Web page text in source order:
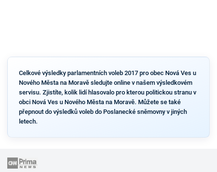
Celkové výsledky parlamentních voleb 2017 pro obec Nová Ves u
Nového Města na Moravě sledujte online v našem výsledkovém
servisu. Zjistíte, kolik lidí hlasovalo pro kterou politickou stranu v
obci Nová Ves u Nového Města na Moravě. Můžete se také
přepnout do výsledků voleb do Poslanecké sněmovny v jiných
letech.